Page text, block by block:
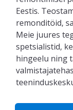
Eestis.
remonditöid,
Meie juures
spetsialistid,
hingeelu ning